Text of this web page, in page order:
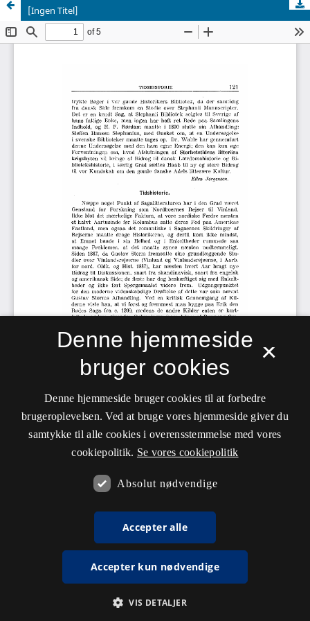
[Ingen Titel]
×
Denne hjemmeside
bruger cookies
Denne hjemmeside bruger cookies til at forbedre
brugeroplevelsen. Ved at bruge vores hjemmeside giver du
samtykke til alle cookies i overensstemmelse med vores
cookiepolitik. Se vores cookiepolitik
Absolut nødvendige
Accepter alle
Accepter kun nødvendige
VIS DETALJER